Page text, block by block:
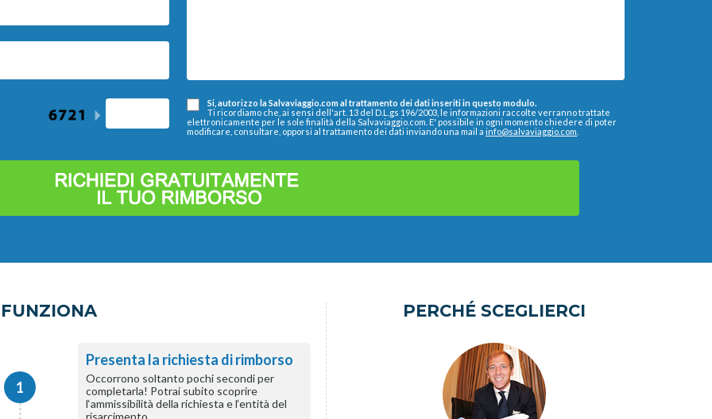
Si, autorizzo la Salvaviaggio.com al trattamento dei dati inseriti in questo modulo.
Ti ricordiamo che, ai sensi dell'art. 13 del D.L.gs 196/2003, le informazioni raccolte verranno trattate
elettronicamente per le sole finalità della Salvaviaggio.com. E' possibile in ogni momento chiedere di poter
modificare, consultare, opporsi al trattamento dei dati inviando una mail ainfo@salvaviaggio.com
1
Presenta la richiesta di rimborso
Occorrono soltanto pochi secondi per
completarla! Potrai subito scoprire
l‘ammissibilità della richiesta e l‘entità del
risarcimento.
PERCHÉ SCEGLIERCI